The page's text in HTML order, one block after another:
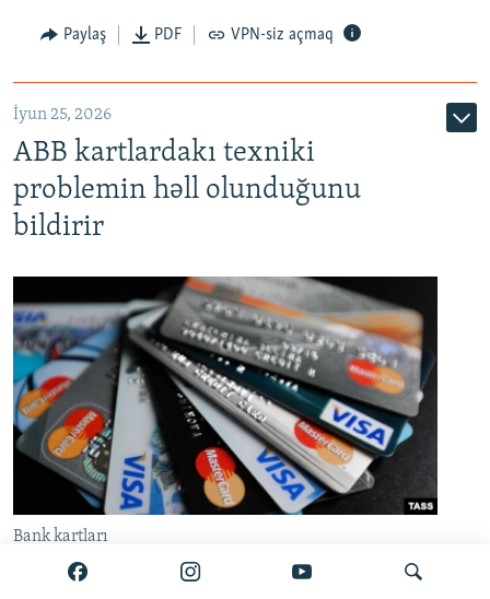
Auto 240p 360p 480p
720p 1080p
Paylaş PDF VPN-siz açmaq
İyun 25, 2026
ABB kartlardakı texniki
problemin həll olunduğunu
bildirir
Bank kartları